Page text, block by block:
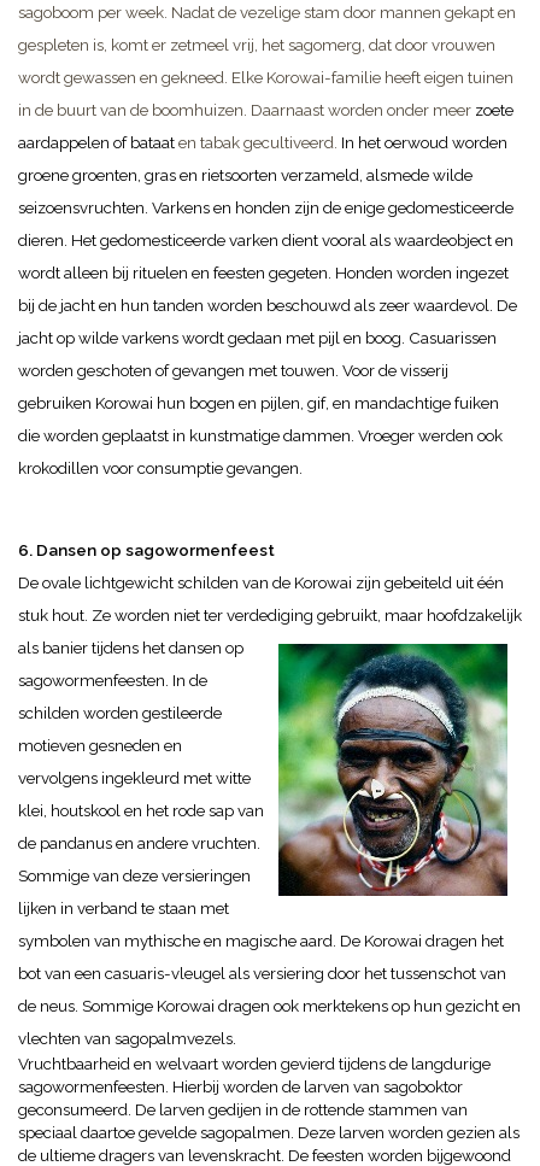
sagoboom per week. Nadat de vezelige stam door mannen gekapt en
gespleten is, komt er zetmeel vrij, het sagomerg, dat door vrouwen
wordt gewassen en gekneed. Elke Korowai-familie heeft eigen tuinen
in de buurt van de boomhuizen. Daarnaast worden onder meer zoete
aardappelen of bataaten tabak gecultiveerd. In het oerwoud worden
groene groenten, gras en rietsoorten verzameld, alsmede wilde
seizoensvruchten. Varkens en honden zijn de enige gedomesticeerde
dieren. Het gedomesticeerde varken dient vooral als waardeobject en
wordt alleen bij rituelen en feesten gegeten. Honden worden ingezet
bij de jacht en hun tanden worden beschouwd als zeer waardevol. De
jacht op wilde varkens wordt gedaan met pijl en boog. Casuarissen
worden geschoten of gevangen met touwen. Voor de visserij
gebruiken Korowai hun bogen en pijlen, gif, en mandachtige fuiken
die worden geplaatst in kunstmatige dammen. Vroeger werden ook
krokodillen voor consumptie gevangen.
6. Dansen op sagowormenfeest
De ovale lichtgewicht schilden van de Korowai zijn gebeiteld uit één
stuk hout. Ze worden niet ter verdediging gebruikt, maar hoofdzakelijk
als banier tijdens het dansen op
sagowormenfeesten. In de
schilden worden gestileerde
motieven gesneden en
vervolgens ingekleurd met witte
klei, houtskool en het rode sap van
de pandanus en andere vruchten.
Sommige van deze versieringen
lijken in verband te staan met
symbolen van mythische en magische aard. De Korowai dragen het
bot van een casuaris-vleugel als versiering door het tussenschot van
de neus. Sommige Korowai dragen ook merktekens op hun gezicht en
vlechten van sagopalmvezels.
Vruchtbaarheid en welvaart worden gevierd tijdens de langdurige
sagowormenfeesten. Hierbij worden de larven van sagoboktor
geconsumeerd. De larven gedijen in de rottende stammen van
speciaal daartoe gevelde sagopalmen. Deze larven worden gezien als
de ultieme dragers van levenskracht. De feesten worden bijgewoond